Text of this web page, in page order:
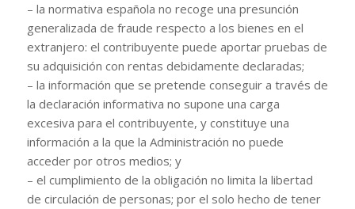
– la normativa española no recoge una presunción
generalizada de fraude respecto a los bienes en el
extranjero: el contribuyente puede aportar pruebas de
su adquisición con rentas debidamente declaradas;
– la información que se pretende conseguir a través de
la declaración informativa no supone una carga
excesiva para el contribuyente, y constituye una
información a la que la Administración no puede
acceder por otros medios; y
– el cumplimiento de la obligación no limita la libertad
de circulación de personas; por el solo hecho de tener